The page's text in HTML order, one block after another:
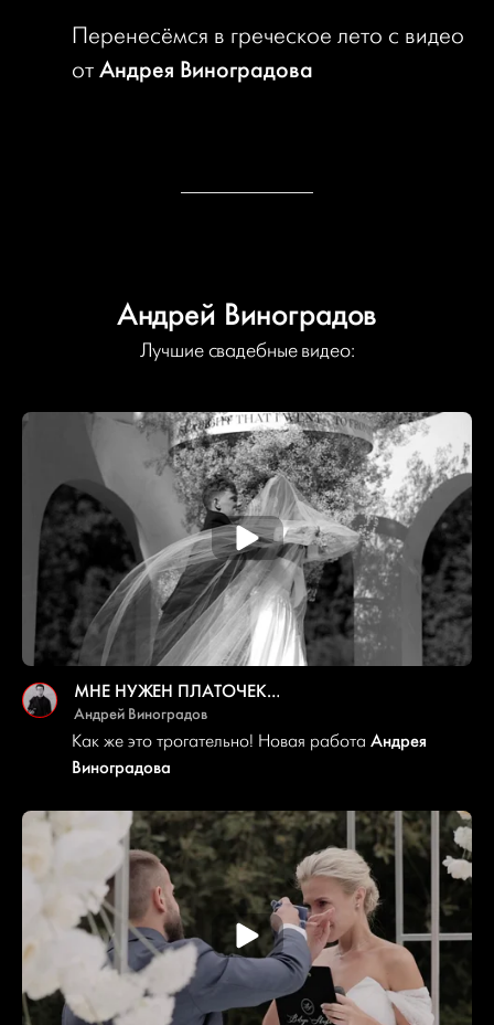
Перенесёмся в греческое лето с видео
от Андрея Виноградова
Андрей Виноградов
Лучшие свадебные видео:
МНЕ НУЖЕН ПЛАТОЧЕК…
Андрей Виноградов
Как же это трогательно! Новая работа Андрея
Виноградова